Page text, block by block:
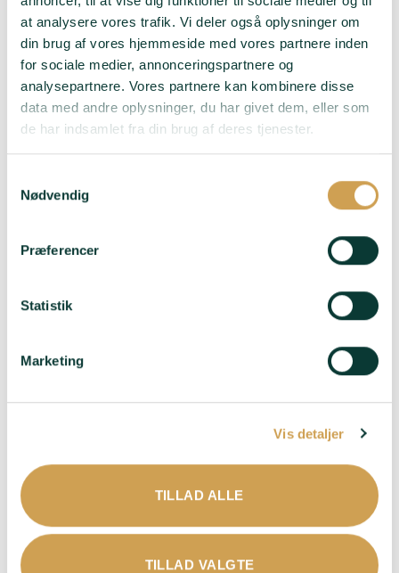
at analysere vores trafik. Vi deler også oplysninger om
din brug af vores hjemmeside med vores partnere inden
for sociale medier, annonceringspartnere og
analysepartnere. Vores partnere kan kombinere disse
data med andre oplysninger, du har givet dem, eller som
de har indsamlet fra din brug af deres tjenester.
Nødvendig
Præferencer
Statistik
Marketing
Vis detaljer
TILLAD ALLE
TILLAD VALGTE
Domaine Voirin-
Blancs Grand Cru
Druer: 100%
Smag: Mild – Elegant –
mineraler – Delikat –
Sofistikeret
Frugtig – Aromatisk –
Passer til
Bare fordi – Hvid fisk –
Salte snacks – Skaldyr –